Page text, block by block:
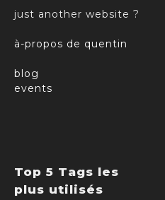
just another website ?
à-propos de quentin
blog
events
Top 5 Tags les
plus utilisés